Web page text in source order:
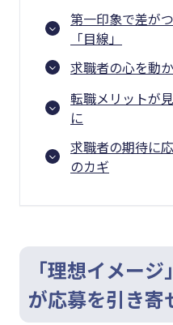
第一印象で差が
「目線」
求職者の心を動
転職メリットが
に
求職者の期待に
のカギ
「理想イメー
が応募を引き寄